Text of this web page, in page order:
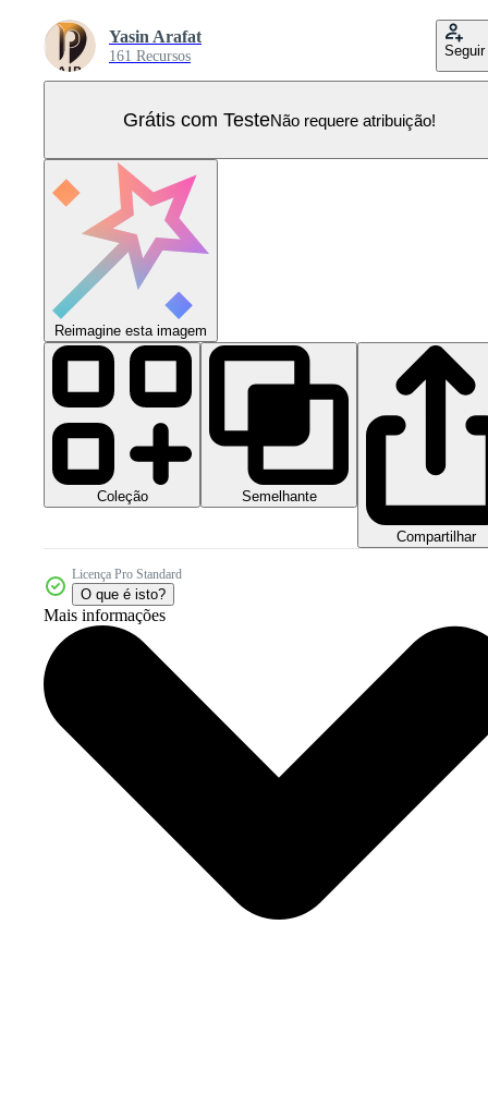
Yasin Arafat
161 Recursos Seguir
Grátis com TesteNão requere atribuição!
Reimagine esta imagem
Coleção Semelhante
Compartilhar
Licença Pro Standard
O que é isto?
Mais informações